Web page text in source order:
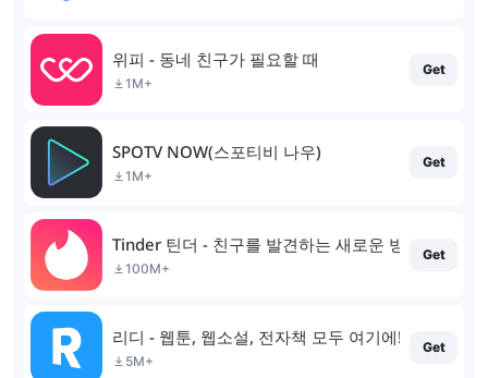
위피 - 동네 친구가 필요할 때
1M+
Get
SPOTV NOW(스포티비 나우)
1M+
Get
Tinder 틴더 - 친구를 발견하는 새로운 방법
100M+
Get
리디 - 웹툰, 웹소설, 전자책 모두 여기에!
5M+
Get